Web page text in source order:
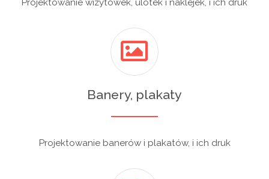
Projektowanie wizytówek, ulotek i naklejek, i ich druk
Banery, plakaty
Projektowanie banerów i plakatów, i ich druk